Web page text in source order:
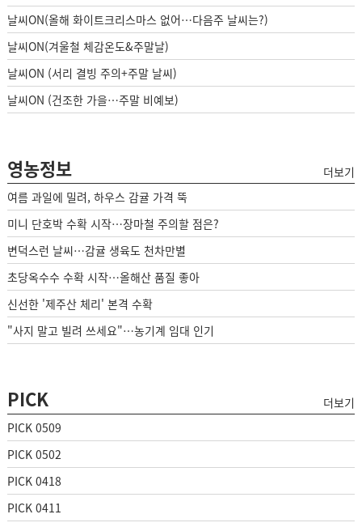
날씨ON(올해 화이트크리스마스 없어…다음주 날씨는?)
날씨ON(겨울철 체감온도&주말날)
날씨ON (서리 결빙 주의+주말 날씨)
날씨ON (건조한 가을…주말 비예보)
영농정보
더보기
여름 과일에 밀려, 하우스 감귤 가격 뚝
미니 단호박 수확 시작…장마철 주의할 점은?
변덕스런 날씨…감귤 생육도 천차만별
초당옥수수 수확 시작…올해산 품질 좋아
신선한 '제주산 체리' 본격 수확
"사지 말고 빌려 쓰세요"…농기계 임대 인기
PICK
더보기
PICK 0509
PICK 0502
PICK 0418
PICK 0411